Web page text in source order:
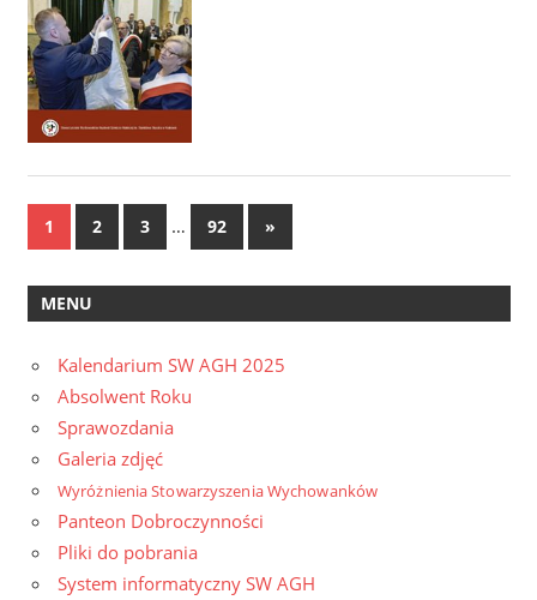
Stronicowanie
1 2 3 … 92
Next
Posts
»
MENU
Kalendarium SW AGH 2025
Absolwent Roku
Sprawozdania
Galeria zdjęć
Wyróżnienia Stowarzyszenia Wychowanków
Panteon Dobroczynności
Pliki do pobrania
System informatyczny SW AGH